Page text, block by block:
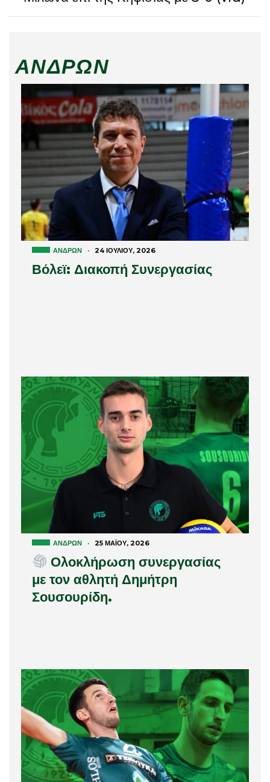
ΑΝΔΡΏΝ
ΑΝΔΡΏΝ · 24 ΙΟΥΛΊΟΥ, 2026
Βόλεϊ: Διακοπή Συνεργασίας
ΑΝΔΡΏΝ · 25 ΜΑΪ́ΟΥ, 2026
Ολοκλήρωση συνεργασίας
με τον αθλητή Δημήτρη
Σουσουρίδη.